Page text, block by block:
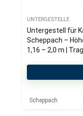
UNTERGESTELLE
Untergestell für
Scheppach –
1,16 – 2,0 m |
Scheppach